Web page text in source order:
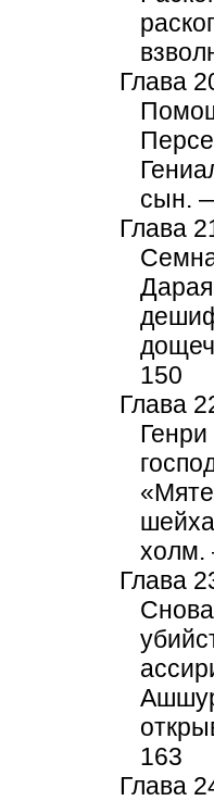
Глава
сын.
Глава
150
Глава
Глава
163
Глава